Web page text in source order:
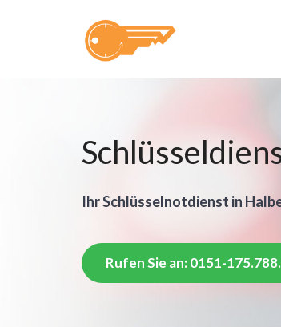
Ihr Schlüsselnotdienst in
Rufen Sie an: 0151-